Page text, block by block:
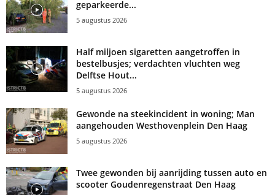
geparkeerde...
5 augustus 2026
Half miljoen sigaretten aangetroffen in
bestelbusjes; verdachten vluchten weg
Delftse Hout...
5 augustus 2026
Gewonde na steekincident in woning; Man
aangehouden Westhovenplein Den Haag
5 augustus 2026
Twee gewonden bij aanrijding tussen auto en
scooter Goudenregenstraat Den Haag